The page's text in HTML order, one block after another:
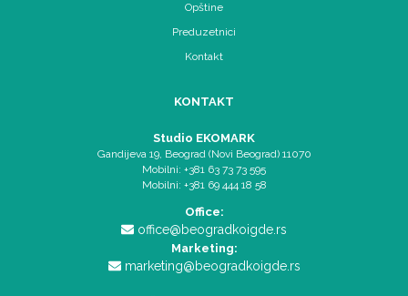
Opštine
Preduzetnici
Kontakt
KONTAKT
Studio EKOMARK
Gandijeva 19, Beograd (Novi Beograd) 11070
Mobilni: +381 63 73 73 595
Mobilni: +381 69 444 18 58
Office:
office@beogradkoigde.rs
Marketing:
marketing@beogradkoigde.rs